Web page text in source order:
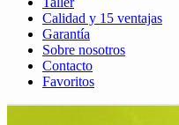
Calidad y 15 ventajas
Garantía
Sobre nosotros
Contacto
Favoritos